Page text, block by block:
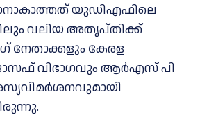
യുഡിഎഫിലെ
വലിയ അതൃപ്തിക്ക്
നേതാക്കളും കേരള
വിഭാഗവും ആർഎസ് പി